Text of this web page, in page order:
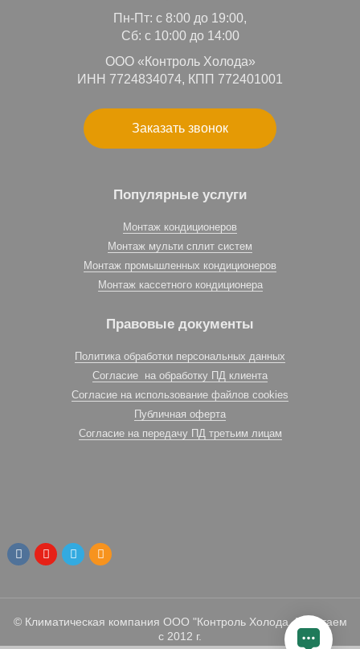
Пн-Пт: с 8:00 до 19:00,
Сб: с 10:00 до 14:00
ООО «Контроль Холода»
ИНН 7724834074, КПП 772401001
Заказать звонок
Популярные услуги
Монтаж кондиционеров
Монтаж мульти сплит систем
Монтаж промышленных кондиционеров
Монтаж кассетного кондиционера
Правовые документы
Политика обработки персональных данных
Согласие на обработку ПД клиента
Согласие на использование файлов cookies
Публичная оферта
Согласие на передачу ПД третьим лицам
© Климатическая компания ООО "Контроль Холода. Работаем
с 2012 г.